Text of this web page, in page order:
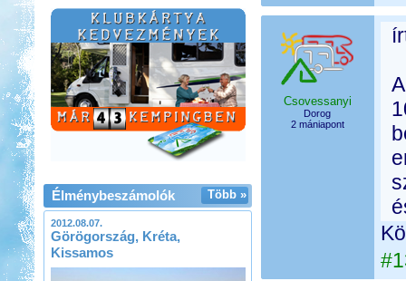
Több »
Élménybeszámolók
2012.08.07.
Görögország, Kréta,
Kissamos
Csovessanyi
Dorog
2 mániapont